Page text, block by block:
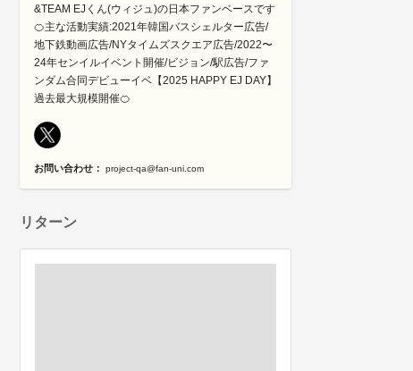
&TEAM EJくん(ウィジュ)の日本ファンベースです
🍊主な活動実績:2021年韓国バスシェルター広告/
地下鉄動画広告/NYタイムズスクエア広告/2022〜
24年センイルイベント開催/ビジョン/駅広告/ファ
ンダム合同デビューイベ【2025 HAPPY EJ DAY】
過去最大規模開催🍊
お問い合わせ： project-qa@fan-uni.com
リターン